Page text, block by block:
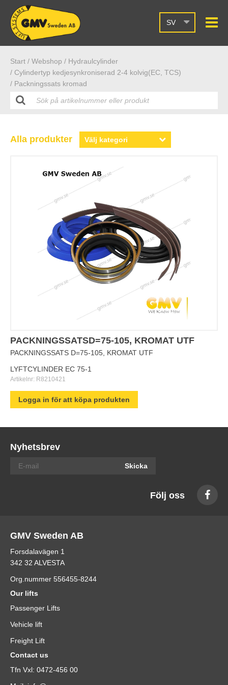
SV
Start / Webshop / Hydraulcylinder
/ Cylindertyp kedjesynkroniserad 2-4 kolvig(EC, TCS)
/ Packningssats kromad
Alla produkter
PACKNINGSSATSD=75-105, KROMAT UTF
PACKNINGSSATS D=75-105, KROMAT UTF
LYFTCYLINDER EC 75-1
Artikelnr: R8210421
Logga in för att köpa produkten
Nyhetsbrev
Skicka
Följ oss
GMV Sweden AB
Forsdalavägen 1
342 32 ALVESTA
Org.nummer 556455-8244
Our lifts
Passenger Lifts
Vehicle lift
Freight Lift
Contact us
Tfn Vxl: 0472-456 00